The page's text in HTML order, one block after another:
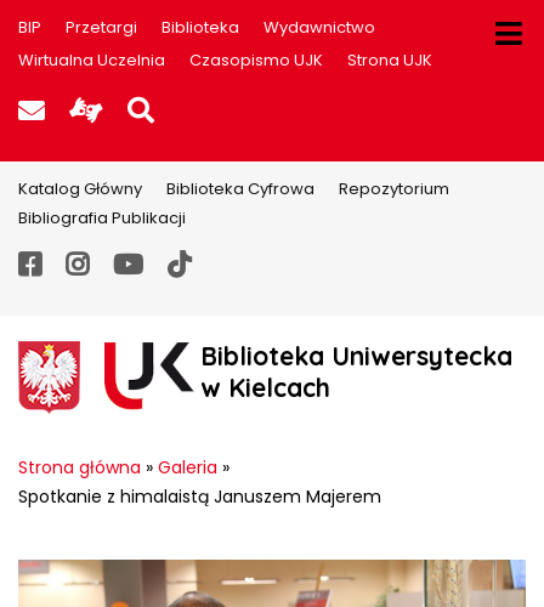
BIP Przetargi Biblioteka
Wydawnictwo
Wirtualna Uczelnia
Czasopismo UJK Strona UJK
Poczta UJK
Informacje dla użytkowników
Szukaj na stronie
Katalog Główny Biblioteka Cyfrowa
Repozytorium
Bibliografia Publikacji
Facebook
Instagram
YouTube
TikTok
Biblioteka Uniwersytecka
w Kielcach
Strona główna » Galeria »
Spotkanie z himalaistą Januszem Majerem